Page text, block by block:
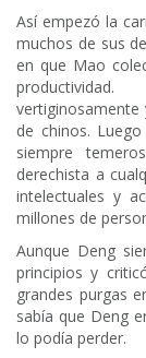
Así empezó la
muchos de sus
en que Mao
de chinos.
siempre
derechista a
intelectuales y
millones de
Aunque Deng
principios y
grandes purgas
sabía que Deng
lo podía perder.